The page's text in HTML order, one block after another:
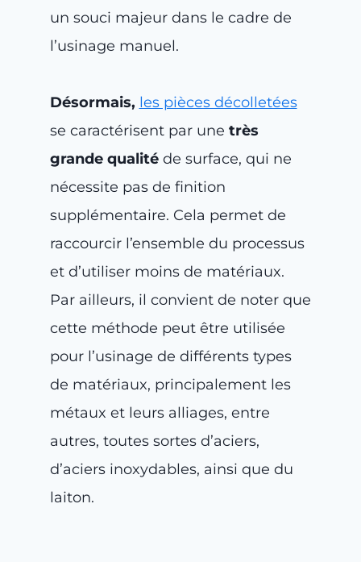
un souci majeur dans le cadre de
l’usinage manuel.
Désormais, les pièces décolletées
se caractérisent par une très
grande qualité de surface, qui ne
nécessite pas de finition
supplémentaire. Cela permet de
raccourcir l’ensemble du processus
et d’utiliser moins de matériaux.
Par ailleurs, il convient de noter que
cette méthode peut être utilisée
pour l’usinage de différents types
de matériaux, principalement les
métaux et leurs alliages, entre
autres, toutes sortes d’aciers,
d’aciers inoxydables, ainsi que du
laiton.